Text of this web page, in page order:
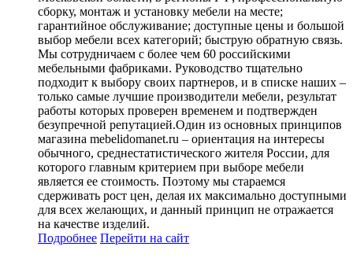
сборку, монтаж и установку мебели на месте;
гарантийное обслуживание; доступные цены и большой
выбор мебели всех категорий; быструю обратную связь.
Мы сотрудничаем с более чем 60 российскими
мебельными фабриками. Руководство тщательно
подходит к выбору своих партнеров, и в списке наших –
только самые лучшие производители мебели, результат
работы которых проверен временем и подтвержден
безупречной репутацией.Один из основных принципов
магазина mebelidomanet.ru – ориентация на интересы
обычного, среднестатистического жителя России, для
которого главным критерием при выборе мебели
является ее стоимость. Поэтому мы стараемся
сдерживать рост цен, делая их максимально доступными
для всех желающих, и данный принцип не отражается
на качестве изделий.
Подробнее Перейти на сайт